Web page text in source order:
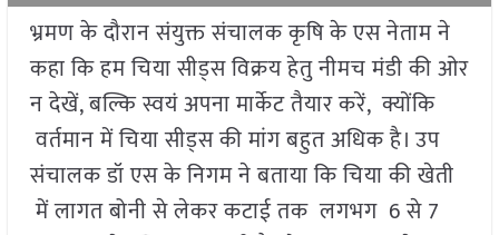
भ्रमण के दौरान संयुक्त संचालक कृषि के एस नेताम ने
कहा कि हम चिया सीड्स विक्रय हेतु नीमच मंडी की ओर
न देखें, बल्कि स्वयं अपना मार्केट तैयार करें, क्योंकि
वर्तमान में चिया सीड्स की मांग बहुत अधिक है। उप
संचालक डॉ एस के निगम ने बताया कि चिया की खेती
में लागत बोनी से लेकर कटाई तक लगभग 6 से 7